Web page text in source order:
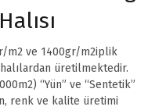
m2 ve 1400gr/m2iplik
üretilmektedir.
“Yün” ve “Sentetik”
renk ve kalite üretimi